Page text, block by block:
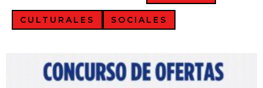
CULTURALES SOCIALES